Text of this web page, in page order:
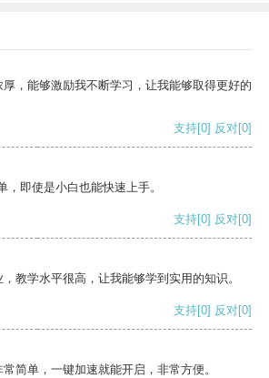
，能够激励我不断学习，让我能够取得更好的
支持[0] 反对[0]
，即使是小白也能快速上手。
支持[0] 反对[0]
教学水平很高，让我能够学到实用的知识。
支持[0] 反对[0]
简单，一键加速就能开启，非常方便。